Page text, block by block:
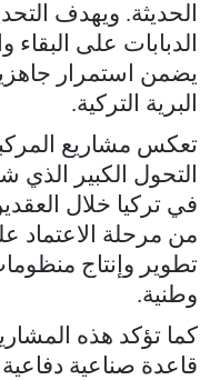
الحديثة. ويهدف
الدبابات على البقاء
يضمن استمرار
البرية التركية.
تعكس مشاريع
التحول الكبير الذي
في تركيا خلال
من مرحلة الاعتماد
تطوير وإنتاج
وطنية.
كما تؤكد هذه
قاعدة صناعية